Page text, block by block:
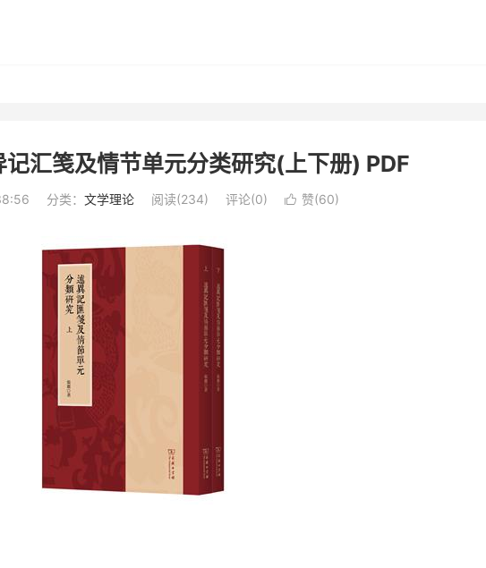
汇笺及情节单元分类研究(上下册) PDF
分类： 文学理论 阅读(234) 评论(0)  赞(60)